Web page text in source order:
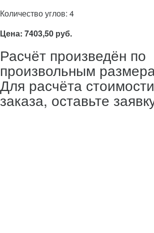
Количество углов: 4
Цена: 7403,50 руб.
Расчёт произведён по
произвольным
Для расчёта
заказа, оставьте